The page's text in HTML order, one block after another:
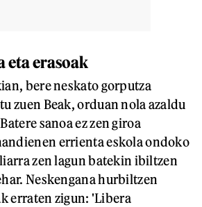
eta erasoak
bere neskato gorputza
zuen Beak, orduan nola azaldu
sanoa ez zen giroa
errienta eskola ondoko
zen lagun batekin ibiltzen
Neskengana hurbiltzen
erraten zigun: 'Libera